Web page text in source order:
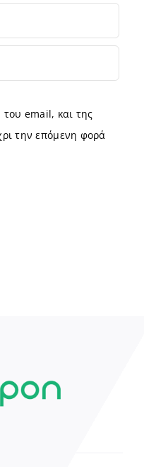
email, και της
την επόμενη φορά